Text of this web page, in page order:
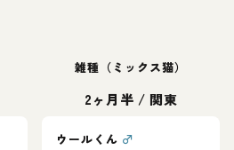
雑種（ミックス猫）
2ヶ月半 / 関東
ウールくん ♂